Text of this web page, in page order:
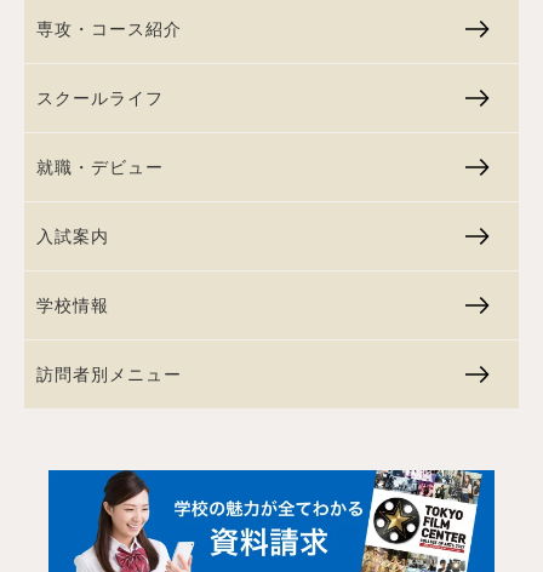
専攻・コース紹介
スクールライフ
就職・デビュー
入試案内
学校情報
訪問者別メニュー